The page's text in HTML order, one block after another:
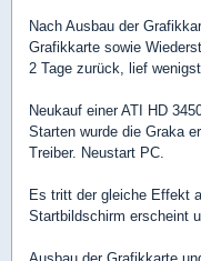
Nach Ausbau der
Grafikkarte sowie
2 Tage zurück, lief
Neukauf einer ATI HD
Starten wurde die Graka
Treiber. Neustart PC.
Es tritt der gleiche Effekt
Startbildschirm erscheint